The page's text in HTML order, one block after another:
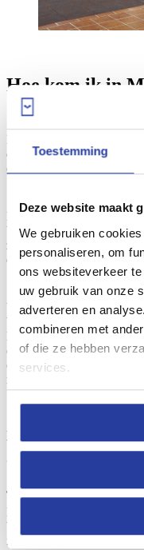
Toestemming
Deze website maakt
We gebruiken
personaliseren, om
ons websiteverkeer
uw gebruik van onze
adverteren en
combineren met
of die ze hebben
services.
Hoe kom ik in
Mijas is gemakkelijk
diverse steden uit de
de Costa del Sol.
Het dichtstbijzijnde
beurt weer verbonden is
zijn Malaga,
Torremolinos
dagelijkse routes, iedere
Vanuit Fuengirola gaan er
busstation ligt op een paar
De bussen die vanaf hier
enkele mooie pittoreske
centrum van Mijas. Vanuit
niet meer dan anderhalf uur.
Als alternatief kun je
verbindt Mijas met Malaga
gemakkelijk bereikbaar
Daarnaast kun je
bedoeld is om toeristen
naar het centrum te brengen.